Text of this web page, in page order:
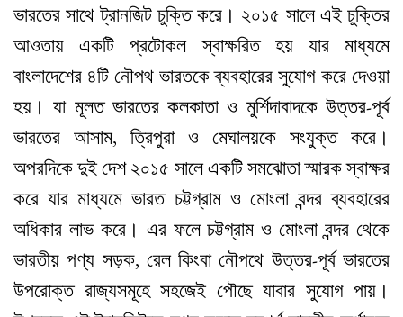
ভারতের সাথে ট্রানজিট চুক্তি করে। ২০১৫ সালে এই চুক্তির
আওতায় একটি প্রটোকল স্বাক্ষরিত হয় যার মাধ্যমে
বাংলাদেশের ৪টি নৌপথ ভারতকে ব্যবহারের সুযোগ করে দেওয়া
হয়। যা মূলত ভারতের কলকাতা ও মুর্শিদাবাদকে উত্তর-পূর্ব
ভারতের আসাম, ত্রিপুরা ও মেঘালয়কে সংযুক্ত করে।
অপরদিকে দুই দেশ ২০১৫ সালে একটি সমঝোতা স্মারক স্বাক্ষর
করে যার মাধ্যমে ভারত চট্টগ্রাম ও মোংলা বন্দর ব্যবহারের
অধিকার লাভ করে। এর ফলে চট্টগ্রাম ও মোংলা বন্দর থেকে
ভারতীয় পণ্য সড়ক, রেল কিংবা নৌপথে উত্তর-পূর্ব ভারতের
উপরোক্ত রাজ্যসমূহে সহজেই পৌছে যাবার সুযোগ পায়।